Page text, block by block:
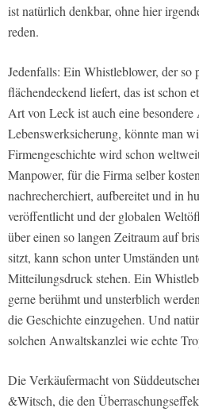
ist natürlich denkbar, ohne hier
reden.
Jedenfalls: Ein Whistleblower, der so
flächendeckend liefert, das ist schon
Art von Leck ist auch eine besondere
Lebenswerksicherung, könnte man
Firmengeschichte wird schon
Manpower, für die Firma selber
nachrecherchiert, aufbereitet und in
veröffentlicht und der globalen
über einen so langen Zeitraum auf
sitzt, kann schon unter Umständen
Mitteilungsdruck stehen. Ein
gerne berühmt und unsterblich
die Geschichte einzugehen. Und
solchen Anwaltskanzlei wie echte
Die Verkäufermacht von
&Witsch, die den